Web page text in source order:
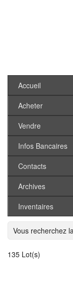
Accueil
Acheter
Vendre
Infos Bancaires
Contacts
Archives
Inventaires
Vous recherchez
135 Lot(s)